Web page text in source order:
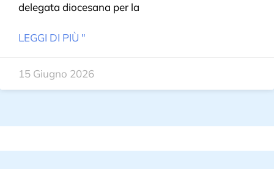
delegata diocesana per la
LEGGI DI PIÙ "
15 Giugno 2026